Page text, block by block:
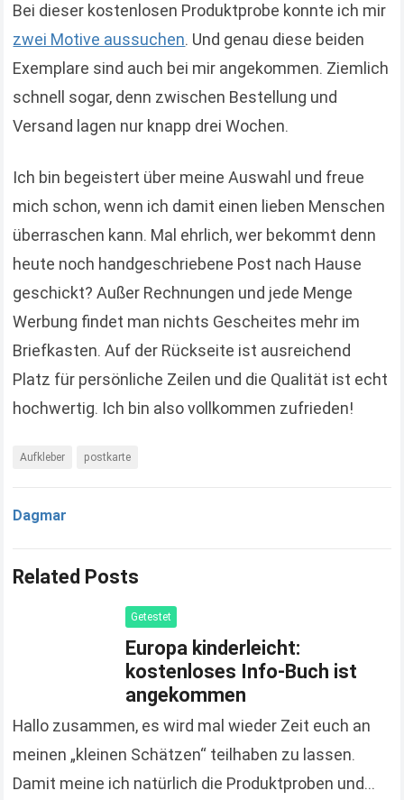
Bei dieser kostenlosen Produktprobe konnte ich mir
zwei Motive aussuchen. Und genau diese beiden
Exemplare sind auch bei mir angekommen. Ziemlich
schnell sogar, denn zwischen Bestellung und
Versand lagen nur knapp drei Wochen.
Ich bin begeistert über meine Auswahl und freue
mich schon, wenn ich damit einen lieben Menschen
überraschen kann. Mal ehrlich, wer bekommt denn
heute noch handgeschriebene Post nach Hause
geschickt? Außer Rechnungen und jede Menge
Werbung findet man nichts Gescheites mehr im
Briefkasten. Auf der Rückseite ist ausreichend
Platz für persönliche Zeilen und die Qualität ist echt
hochwertig. Ich bin also vollkommen zufrieden!
Aufkleber postkarte
Dagmar
Related Posts
Getestet
Europa kinderleicht:
kostenloses Info-Buch ist
angekommen
Hallo zusammen, es wird mal wieder Zeit euch an
meinen „kleinen Schätzen“ teilhaben zu lassen.
Damit meine ich natürlich die Produktproben und